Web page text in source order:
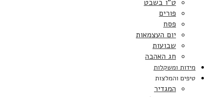
ט”ו בשבט
פורים
פסח
יום העצמאות
שבועות
חג האהבה
מידות ומשקלות
טיפים והמלצות
המגדיר